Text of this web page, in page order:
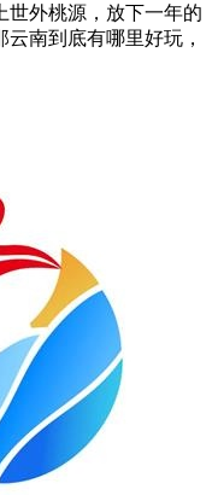
世外桃源，放下一年的
南到底有哪里好玩，